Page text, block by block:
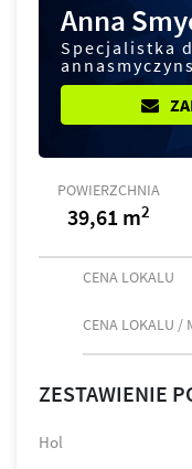
Anna
Specjalistka
POWIERZCHNIA
39,61 m2
CENA LOKALU
CENA LOKALU /
ZESTAWIENIE
Hol